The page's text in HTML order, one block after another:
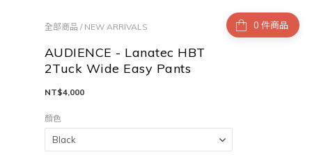
件商品
全部商品 / NEW ARRIVALS
AUDIENCE - Lanatec HBT
2Tuck Wide Easy Pants
NT$4,000
顏色